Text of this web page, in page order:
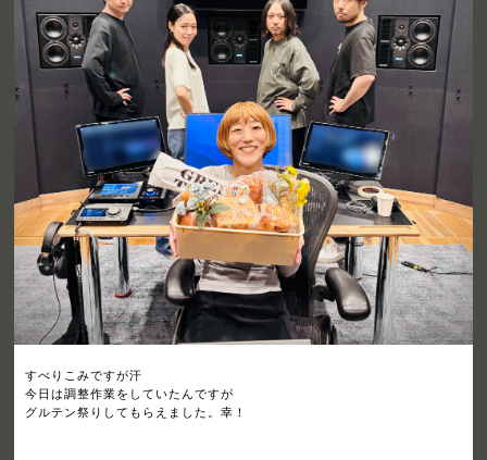
すべりこみですが汗
今日は調整作業をしていたんですが
グルテン祭りしてもらえました。幸！